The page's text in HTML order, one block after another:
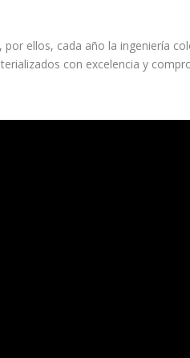
ellos, cada año la ingeniería
con excelencia y